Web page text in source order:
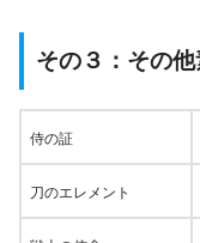
その３：その
侍の証
刀のエレメント